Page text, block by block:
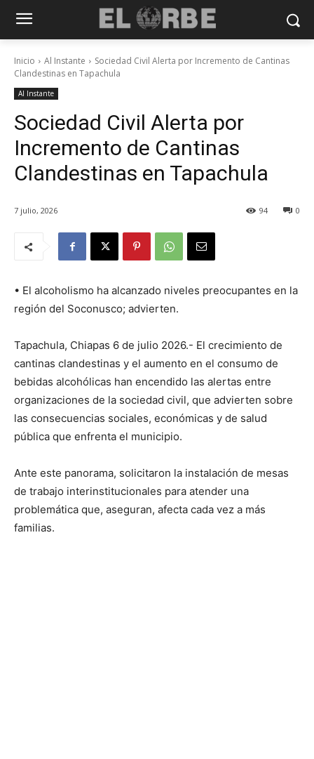
Inicio Al Instante
Sociedad Civil Alerta por Incremento de Cantinas
Clandestinas en Tapachula
Al Instante
Sociedad Civil Alerta por
Incremento de Cantinas
Clandestinas en Tapachula
7 julio, 2026 0
94
• El alcoholismo ha alcanzado niveles preocupantes en la
región del Soconusco; advierten.
Tapachula, Chiapas 6 de julio 2026.- El crecimiento de
cantinas clandestinas y el aumento en el consumo de
bebidas alcohólicas han encendido las alertas entre
organizaciones de la sociedad civil, que advierten sobre
las consecuencias sociales, económicas y de salud
pública que enfrenta el municipio.
Ante este panorama, solicitaron la instalación de mesas
de trabajo interinstitucionales para atender una
problemática que, aseguran, afecta cada vez a más
familias.